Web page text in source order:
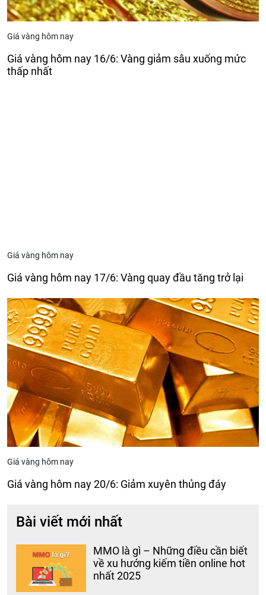
Giá vàng hôm nay
Giá vàng hôm nay 16/6: Vàng giảm sâu xuống mức
thấp nhất
Giá vàng hôm nay
Giá vàng hôm nay 17/6: Vàng quay đầu tăng trở lại
Giá vàng hôm nay
Giá vàng hôm nay 20/6: Giảm xuyên thủng đáy
Bài viết mới nhất
MMO là gì – Những điều cần biết
về xu hướng kiếm tiền online hot
nhất 2025